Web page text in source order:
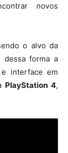
novos
o alvo da
dessa forma a
interface em
PlayStation 4,